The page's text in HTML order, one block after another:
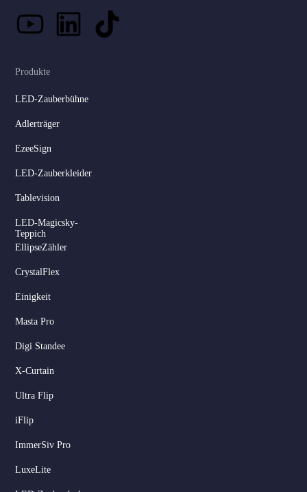
Produkte
LED-Zauberbühne
Adlerträger
EzeeSign
LED-Zauberkleider
Tablevision
LED-Magicsky-
Teppich
EllipseZähler
CrystalFlex
Einigkeit
Masta Pro
Digi Standee
X-Curtain
Ultra Flip
iFlip
ImmerSiv Pro
LuxeLite